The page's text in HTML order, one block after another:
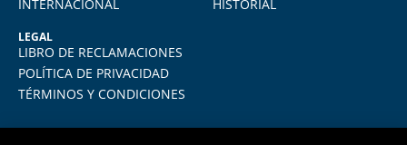
INTERNACIONAL
HISTORIAL
LEGAL
LIBRO DE RECLAMACIONES
POLÍTICA DE PRIVACIDAD
TÉRMINOS Y CONDICIONES